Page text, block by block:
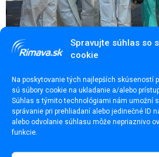
Spravujte súhlas so
cookie
Na poskytovanie tých najlepších skúseností
sú súbory cookie na ukladanie a/alebo
Súhlas s týmito technológiami nám umožní
správanie pri prehliadaní alebo jedinečné ID
alebo odvolanie súhlasu môže nepriaznivo
funkcie.
opatrení